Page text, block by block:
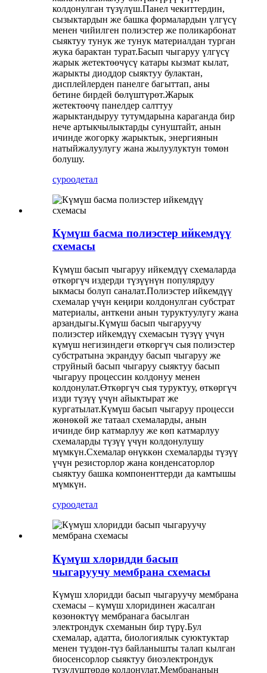
колдонулган түзүлүш.Панел чекиттердин,
сызыктардын же башка формалардын үлгүсү
менен чийилген полиэстер же поликарбонат
сыяктуу тунук же тунук материалдан турган
жука барактан турат.Басып чыгаруу үлгүсү
жарык жетектөөчүсү катары кызмат кылат,
жарыкты диоддор сыяктуу булактан,
дисплейлерден панелге багыттап, аны
бетине бирдей бөлүштүрөт.Жарык
жетектөөчү панелдер салттуу
жарыктандыруу тутумдарына караганда бир
нече артыкчылыктарды сунуштайт, анын
ичинде жогорку жарыктык, энергиянын
натыйжалуулугу жана жылуулуктун төмөн
болушу.
суроодетал
Күмүш басма полиэстер ийкемдүү
схемасы
Күмүш басып чыгаруу ийкемдүү схемаларда
өткөргүч издерди түзүүнүн популярдуу
ыкмасы болуп саналат.Полиэстер ийкемдүү
схемалар үчүн кеңири колдонулган субстрат
материалы, анткени анын туруктуулугу жана
арзандыгы.Күмүш басып чыгаруучу
полиэстер ийкемдүү схемасын түзүү үчүн
күмүш негизиндеги өткөргүч сыя полиэстер
субстратына экрандуу басып чыгаруу же
струйный басып чыгаруу сыяктуу басып
чыгаруу процессин колдонуу менен
колдонулат.Өткөргүч сыя туруктуу, өткөргүч
изди түзүү үчүн айыктырат же
кургатылат.Күмүш басып чыгаруу процесси
жөнөкөй же татаал схемаларды, анын
ичинде бир катмарлуу же көп катмарлуу
схемаларды түзүү үчүн колдонулушу
мүмкүн.Схемалар өнүккөн схемаларды түзүү
үчүн резисторлор жана конденсаторлор
сыяктуу башка компоненттерди да камтышы
мүмкүн.
суроодетал
Күмүш хлоридди басып
чыгаруучу мембрана схемасы
Күмүш хлоридди басып чыгаруучу мембрана
схемасы – күмүш хлоридинен жасалган
көзөнөктүү мембранага басылган
электрондук схеманын бир түрү.Бул
схемалар, адатта, биологиялык суюктуктар
менен түздөн-түз байланышты талап кылган
биосенсорлор сыяктуу биоэлектрондук
түзүлүштөрдө колдонулат.Мембрананын